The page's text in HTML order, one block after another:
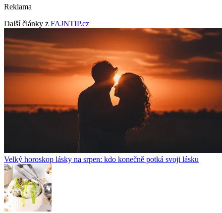
Reklama
Další články z FAJNTIP.cz
Velký horoskop lásky na srpen: kdo konečně potká svoji lásku